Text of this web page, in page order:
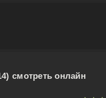
смотреть онлайн